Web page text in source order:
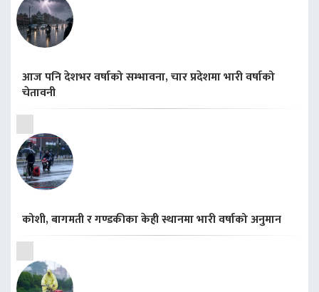
आज पनि देशभर वर्षाको सम्भावना, चार प्रदेशमा भारी वर्षाको
चेतावनी
कोशी, बागमती र गण्डकीका केही स्थानमा भारी वर्षाको अनुमान